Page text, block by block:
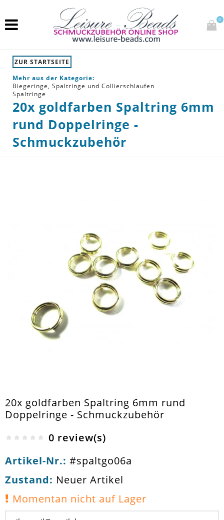
0
ZUR STARTSEITE
Mehr aus der Kategorie:
Biegeringe, Spaltringe und Collierschlaufen
Spaltringe
20x goldfarben Spaltring 6mm
rund Doppelringe -
Schmuckzubehör
20x goldfarben Spaltring 6mm rund
Doppelringe - Schmuckzubehör
0 review(s)
Artikel-Nr.: #spaltgo06a
Zustand: Neuer Artikel
Momentan nicht auf Lager